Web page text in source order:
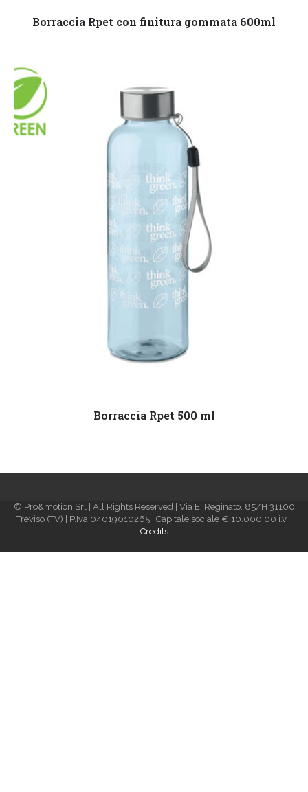
Leggi tutto
Borraccia Rpet con finitura gommata 600ml
Leggi tutto
Borraccia Rpet 500 ml
© Pro&motion Srl | All Rights Reserved | Via E. Reginato, 85/H 31100
Treviso (TV) | P.Iva 04019010265 | Capitale sociale € 10.000,00 i.v. |
Credits